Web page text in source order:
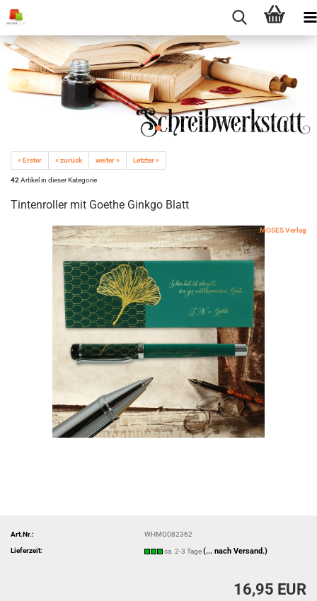
« Erster « zurück weiter » Letzter »
42Artikel in dieser Kategorie
Tintenroller mit Goethe Ginkgo Blatt
MOSES Verlag
Art.Nr.: WHMO082362
Lieferzeit: ca. 2-3 Tage(... nach Versand.)
16,95 EUR